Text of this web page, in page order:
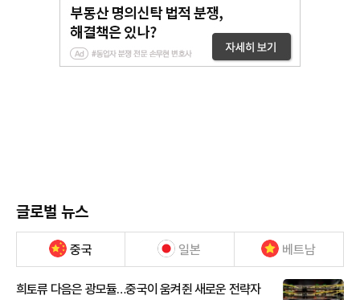
글로벌 뉴스
중국 일본 베트남
희토류 다음은 광모듈…중국이 움켜쥔 새로운 전략자